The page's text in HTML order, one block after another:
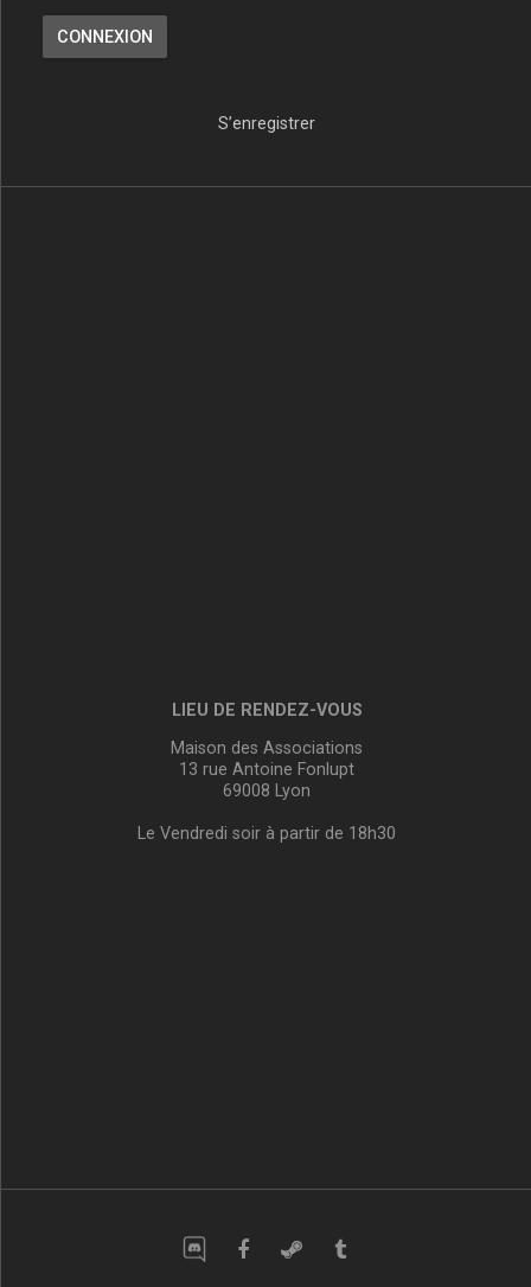
S’enregistrer
LIEU DE RENDEZ-VOUS
Maison des Associations
13 rue Antoine Fonlupt
69008 Lyon
Le Vendredi soir à partir de 18h30